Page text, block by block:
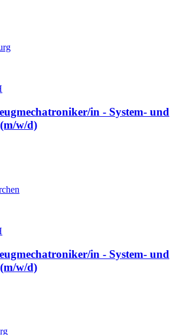
in - System- und
w/d)
in - System- und
w/d)